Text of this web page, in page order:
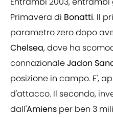
Primavera di Bonatti. Il
parametro zero dopo
Chelsea, dove ha
connazionaleJadon
posizione in campo. E',
d'attacco. Il secondo,
dall'Amiens per ben 3